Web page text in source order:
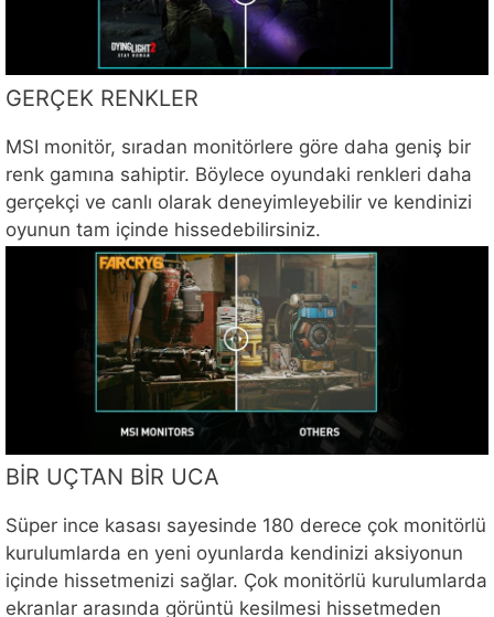
GERÇEK RENKLER
MSI monitör, sıradan monitörlere göre daha geniş bir
renk gamına sahiptir. Böylece oyundaki renkleri daha
gerçekçi ve canlı olarak deneyimleyebilir ve kendinizi
oyunun tam içinde hissedebilirsiniz.
BİR UÇTAN BİR UCA
Süper ince kasası sayesinde 180 derece çok monitörlü
kurulumlarda en yeni oyunlarda kendinizi aksiyonun
içinde hissetmenizi sağlar. Çok monitörlü kurulumlarda
ekranlar arasında görüntü kesilmesi hissetmeden